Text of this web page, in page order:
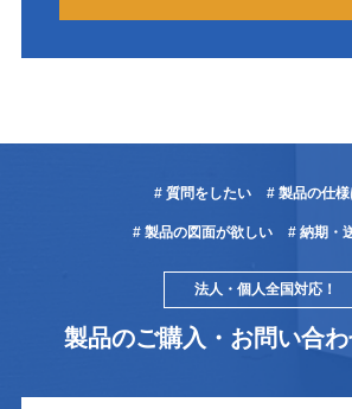
# 質問をしたい # 製品の仕様
# 製品の図面が欲しい # 納期・
法人・個人全国対応！
製品のご購入・お問い合